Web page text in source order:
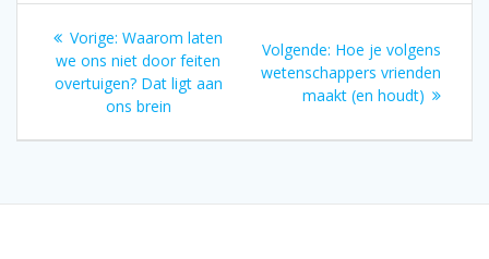
Bericht
navigatie
Vorige: Vorig
bericht:
Waarom laten
we ons niet door feiten
overtuigen? Dat ligt aan
ons brein
Volgende: Volgend
bericht:
Hoe je volgens
wetenschappers vrienden
maakt (en houdt)